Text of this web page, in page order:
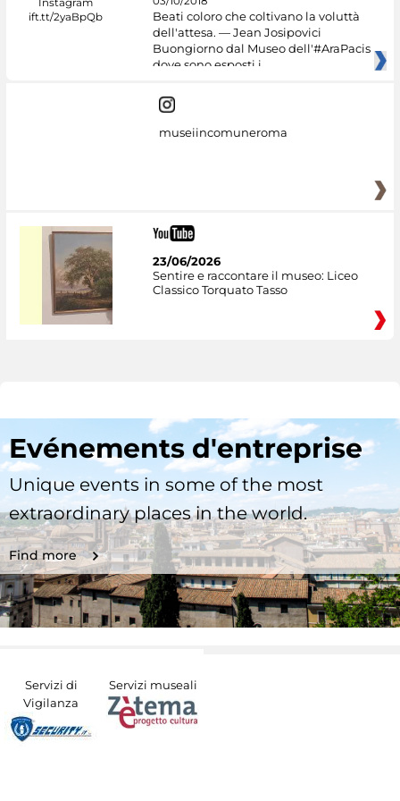
Beati coloro che coltivano la voluttà
dell'attesa. — Jean Josipovici
Buongiorno dal Museo dell'#AraPacis
dove sono esposti i
museiincomuneroma
23/06/2026
Sentire e raccontare il museo: Liceo
Classico Torquato Tasso
Evénements d'entreprise
Unique events in some of the most
extraordinary places in the world.
Find more
Servizi di
Vigilanza
Servizi museali